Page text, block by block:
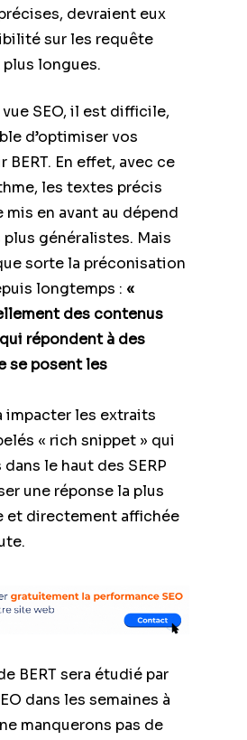
devraient eux
sur les requête
longues.
vue SEO, il est difficile,
d’optimiser vos
BERT. En effet, avec ce
les textes précis
en avant au dépend
généralistes. Mais
sorte la préconisation
longtemps : «
des contenus
répondent à des
se posent les
impacter les extraits
« rich snippet » qui
le haut des SERP
une réponse la plus
et directement affichée
BERT sera étudié par
dans les semaines à
manquerons pas de